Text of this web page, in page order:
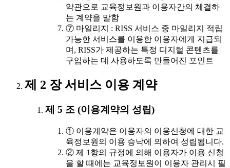
약관으로 교육정보원과 이용자간의 체결하
는 계약을 말함
⑦ 마일리지 : RISS 서비스 중 마일리지 적립
가능한 서비스를 이용한 이용자에게 지급되
며, RISS가 제공하는 특정 디지털 콘텐츠를
구입하는 데 사용하도록 만들어진 포인트
제 2 장 서비스 이용 계약
제 5 조 (이용계약의 성립)
① 이용계약은 이용자의 이용신청에 대한 교
육정보원의 이용 승낙에 의하여 성립됩니다.
② 제 1항의 규정에 의해 이용자가 이용 신청
을 할 때에는 교육정보원이 이용자 관리시 필